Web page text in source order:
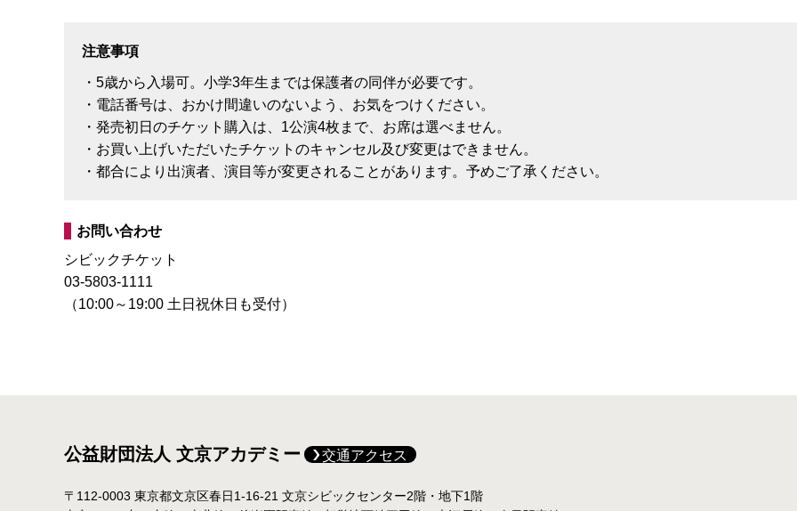
注意事項
・5歳から入場可。小学3年生までは保護者の同伴が必要です。
・電話番号は、おかけ間違いのないよう、お気をつけください。
・発売初日のチケット購入は、1公演4枚まで、お席は選べません。
・お買い上げいただいたチケットのキャンセル及び変更はできません。
・都合により出演者、演目等が変更されることがあります。予めご了承ください。
お問い合わせ
シビックチケット
03-5803-1111
（10:00～19:00 土日祝休日も受付）
公益財団法人 文京アカデミー 交通アクセス
〒112-0003 東京都文京区春日1-16-21 文京シビックセンター2階・地下1階